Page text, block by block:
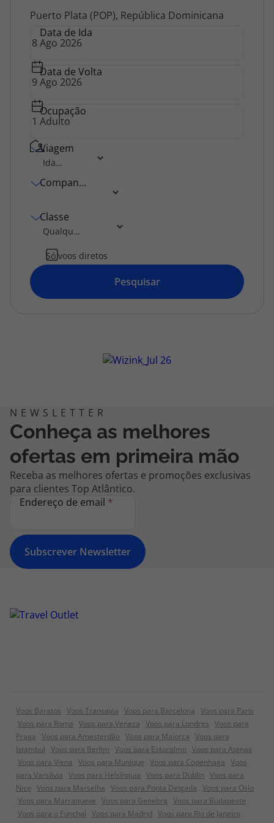
Agências
Contactos
Apoio ao cliente em Portugal
218 925 471
Custo de uma chamada para a rede fixa nacional.
Apoio ao cliente no Estrangeiro
218 925 471
A sua agência de viagens Top Atlântico tem a preocupação de estar
na marcação das suas viagens, tem ainda ao seu dispor o nosso call
center a funcionar todos os dias úteis das 10:00 às 20:00 e Sábado
das 10:00 às 14:00.
topatlantico@topatlantico.com
Puerto Plata (POP), República Dominicana
Data de Ida
Data de Volta
Ocupação
Viagem
Companhia Aérea
Classe
Só voos diretos
Pesquisar
Conheça as melhores
ofertas em primeira mão
Receba as melhores ofertas e promoções exclusivas
para clientes Top Atlântico.
Endereço de email *
Subscrever Newsletter
Voos Baratos Voos Transavia Voos para Barcelona Voos para Paris
Voos para Roma Voos para Veneza Voos para Londres Voos para
Praga Voos para Amesterdão Voos para Maiorca Voos para
Istambul Voos para Berlim Voos para Estocolmo Voos para Atenas
Voos para Viena Voos para Munique Voos para Copenhaga Voos
para Varsóvia Voos para Helsínquia Voos para Dublin Voos para
Nice Voos para Marselha Voos para Ponta Delgada Voos para Oslo
Voos para Marraquexe Voos para Genebra Voos para Budapeste
Voos para o Funchal Voos para Madrid Voos para Rio de Janeiro